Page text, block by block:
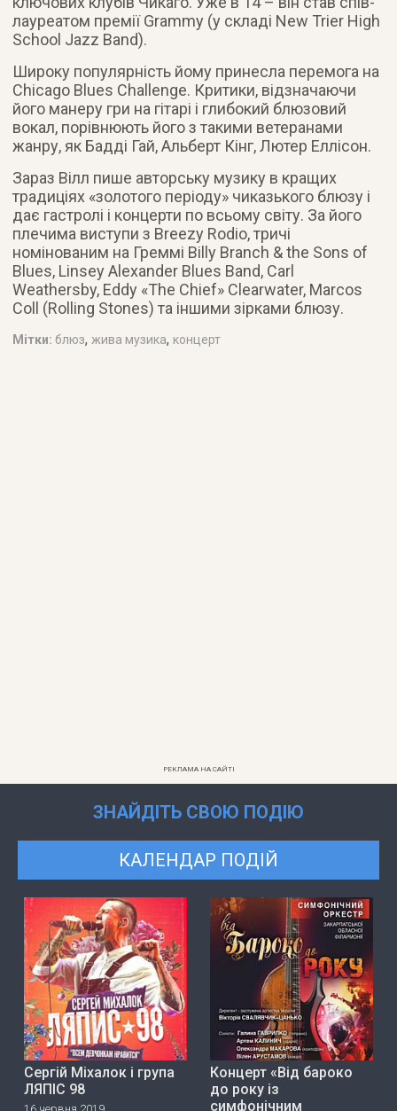
лауреатом премії Grammy (у складі New Trier High
School Jazz Band).
Широку популярність йому принесла перемога на
Chicago Blues Challenge. Критики, відзначаючи
його манеру гри на гітарі і глибокий блюзовий
вокал, порівнюють його з такими ветеранами
жанру, як Бадді Гай, Альберт Кінг, Лютер Еллісон.
Зараз Вілл пише авторську музику в кращих
традиціях «золотого періоду» чиказького блюзу і
дає гастролі і концерти по всьому світу. За його
плечима виступи з Breezy Rodio, тричі
номінованим на Греммі Billy Branch & the Sons of
Blues, Linsey Alexander Blues Band, Carl
Weathersby, Eddy «The Chief» Clearwater, Marcos
Coll (Rolling Stones) та іншими зірками блюзу.
Мітки:блюз, жива музика, концерт
РЕКЛАМА НА САЙТІ
ЗНАЙДІТЬ СВОЮ ПОДІЮ
КАЛЕНДАР ПОДІЙ
Сергій Міхалок і група
ЛЯПІС 98
Концерт «Від бароко
до року із
симфонічним